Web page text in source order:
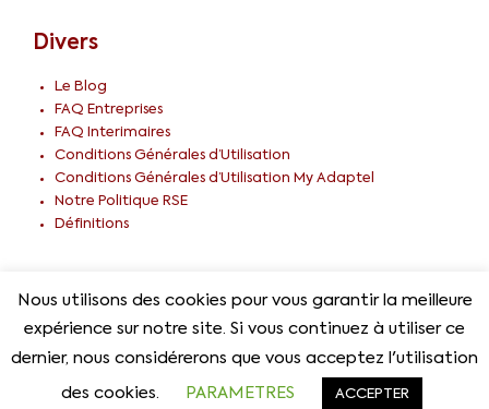
Divers
Le Blog
FAQ Entreprises
FAQ Interimaires
Conditions Générales d’Utilisation
Conditions Générales d’Utilisation My Adaptel
Notre Politique RSE
Définitions
© 2026 Adaptel Tous droits réservés –CGU
Nous utilisons des cookies pour vous garantir la meilleure
expérience sur notre site. Si vous continuez à utiliser ce
dernier, nous considérerons que vous acceptez l'utilisation
des cookies. PARAMETRES ACCEPTER